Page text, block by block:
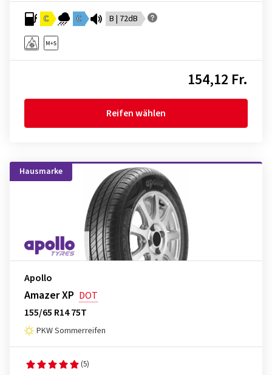
C C B | 72dB
154,12 Fr.
Reifen wählen
Hausmarke
Apollo
Amazer XP DOT
155/65 R14 75T
PKW Sommerreifen
(5)